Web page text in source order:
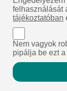
felhasználását
tájékoztatóban
Nem vagyok
pipálja be ezt a